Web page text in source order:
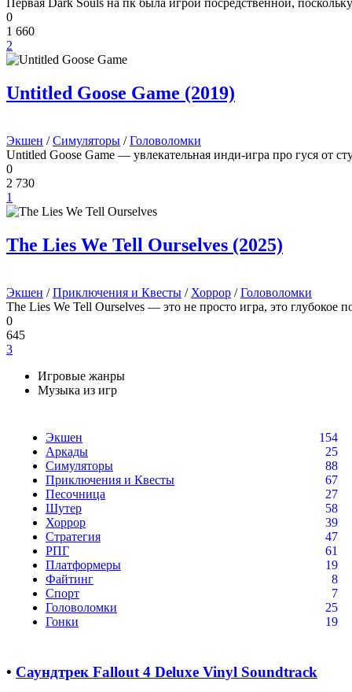
Первая Dark Souls на пк была игрой посредственной,
0
1 660
2
Untitled Goose Game (2019)
Экшен /Симуляторы /Головоломки
Untitled Goose Game — увлекательная инди-игра про гуся от
0
2 730
1
The Lies We Tell Ourselves (2025)
Экшен /Приключения и Квесты / Хоррор /Головоломки
The Lies We Tell Ourselves — это не просто игра, это глубокое
0
645
3
Игровые жанры
Музыка из игр
Экшен
154
Аркады
25
Симуляторы
88
Приключения и Квесты
67
Песочница
27
Шутер
58
Хоррор
39
Стратегия
47
РПГ
61
Платформеры
19
Файтинг
8
Спорт
7
Головоломки
25
Гонки
19
• Саундтрек Fallout 4 Deluxe Vinyl Soundtrack